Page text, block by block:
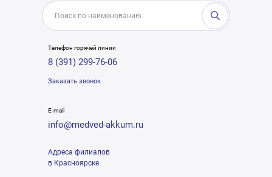
Телефон горячей линии
8 (391) 299-76-06
Заказать звонок
E-mail
info@medved-akkum.ru
Адреса филиалов
в Красноярске